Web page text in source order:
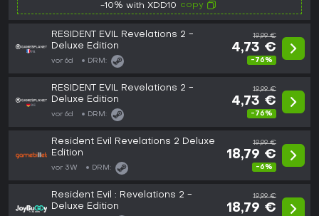
-10% with XDD10 copy
RESIDENT EVIL Revelations 2 -
Deluxe Edition
vor 6d DRM:
19,99 €
4,73 €
-76%
RESIDENT EVIL Revelations 2 -
Deluxe Edition
vor 6d DRM:
19,99 €
4,73 €
-76%
Resident Evil Revelations 2 Deluxe
Edition
vor 3W DRM:
19,99 €
18,79 €
-6%
Resident Evil : Revelations 2 -
Deluxe Edition
19,99 €
18,79 €